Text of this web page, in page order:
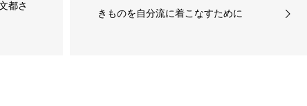
都さ
きものを自分流に着こなすために